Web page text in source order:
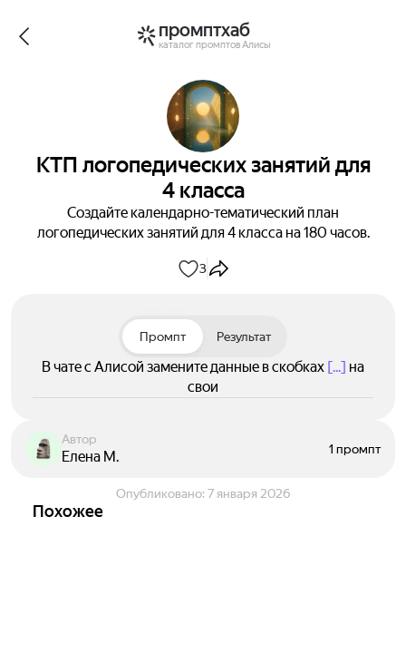
промптхаб
каталог промптов Алисы
КТП логопедических занятий для
4 класса
Создайте календарно-тематический план
логопедических занятий для 4 класса на 180 часов.
3
Промпт Результат
В чате с Алисой замените данные в скобках [...] на
свои
Автор
Елена М. 1 промпт
Опубликовано: 7 января 2026
Похожее